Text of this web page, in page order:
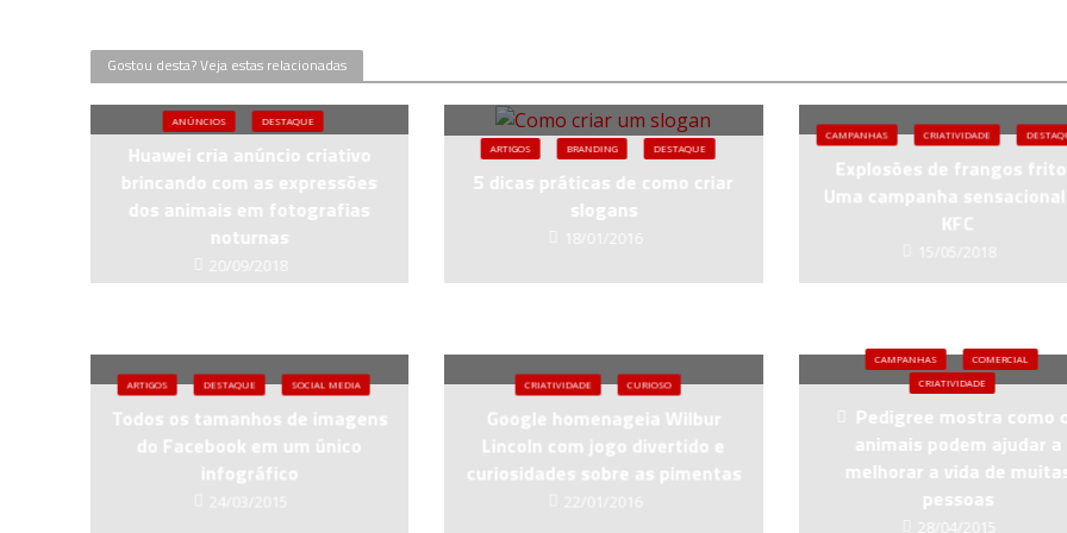
Gostou desta? Veja estas relacionadas
ANÚNCIOS DESTAQUE
Huawei cria anúncio criativo
brincando com as expressões
dos animais em fotografias
noturnas
20/09/2018
ARTIGOS BRANDING DESTAQUE
5 dicas práticas de como criar
slogans
18/01/2016
CAMPANHAS CRIATIVIDADE
Explosões de frangos
Uma campanha
KFC
ARTIGOS DESTAQUE SOCIAL MEDIA
Todos os tamanhos de imagens
do Facebook em um único
infográfico
CRIATIVIDADE CURIOSO
Google homenageia Wilbur
Lincoln com jogo divertido e
curiosidades sobre as pimentas
CAMPANHAS
COMERCIAL
CRIATIVIDADE
Pedigree mostra como
animais podem ajudar a
melhorar a vida de
pessoas
28/04/2015